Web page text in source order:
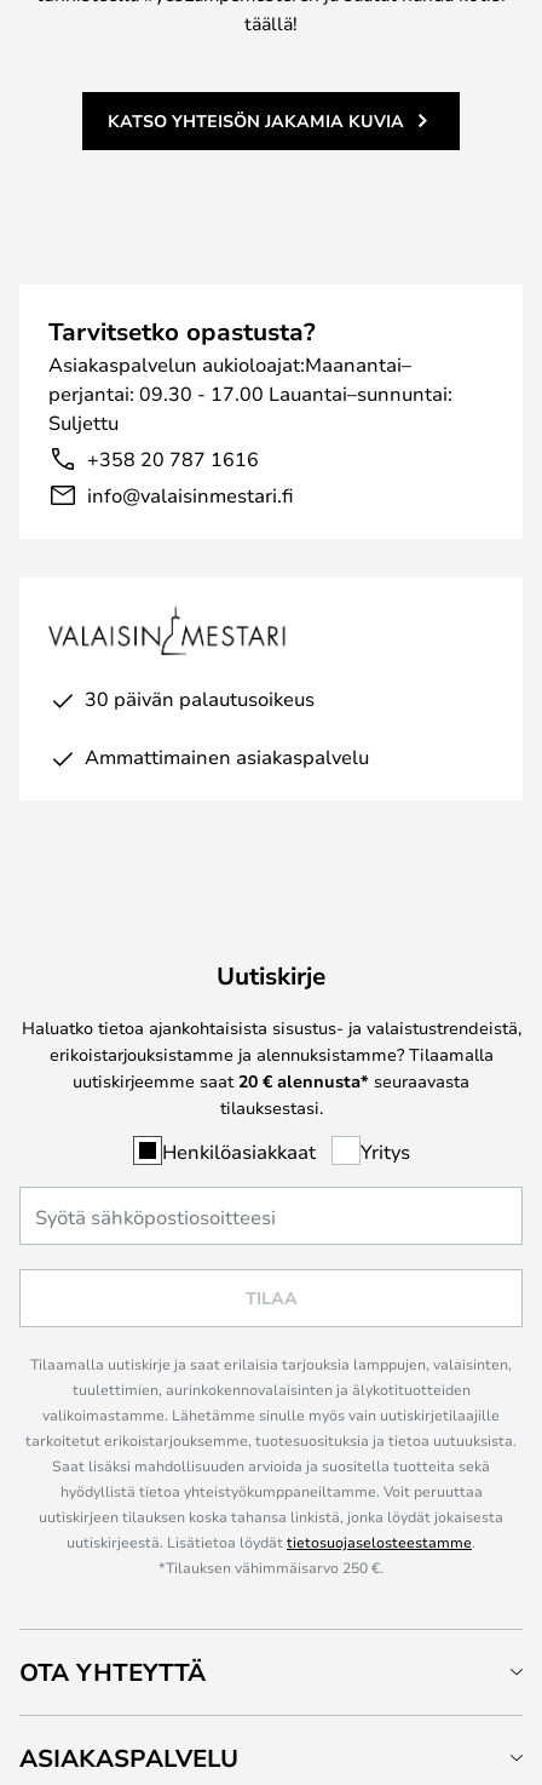
täällä!
KATSO YHTEISÖN JAKAMIA KUVIA
Tarvitsetko opastusta?
Asiakaspalvelun aukioloajat:Maanantai–
perjantai: 09.30 - 17.00 Lauantai–sunnuntai:
Suljettu
+358 20 787 1616
info@valaisinmestari.fi
30 päivän palautusoikeus
Ammattimainen asiakaspalvelu
Uutiskirje
Haluatko tietoa ajankohtaisista sisustus- ja valaistustrendeistä,
erikoistarjouksistamme ja alennuksistamme? Tilaamalla
uutiskirjeemme saat 20 € alennusta* seuraavasta
tilauksestasi.
Henkilöasiakkaat Yritys
TILAA
Tilaamalla uutiskirje ja saat erilaisia tarjouksia lamppujen, valaisinten,
tuulettimien, aurinkokennovalaisinten ja älykotituotteiden
valikoimastamme. Lähetämme sinulle myös vain uutiskirjetilaajille
tarkoitetut erikoistarjouksemme, tuotesuosituksia ja tietoa uutuuksista.
Saat lisäksi mahdollisuuden arvioida ja suositella tuotteita sekä
hyödyllistä tietoa yhteistyökumppaneiltamme. Voit peruuttaa
uutiskirjeen tilauksen koska tahansa linkistä, jonka löydät jokaisesta
uutiskirjeestä. Lisätietoa löydättietosuojaselosteestamme.
*Tilauksen vähimmäisarvo 250 €.
OTA YHTEYTTÄ
ASIAKASPALVELU